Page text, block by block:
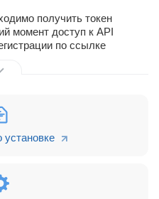
получить токен
момент доступ к API
по ссылке
Если его нет, пишите нам
установке